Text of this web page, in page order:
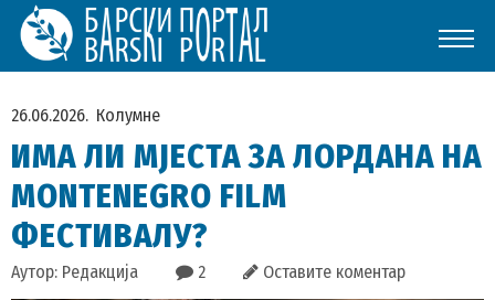
26.06.2026. Колумне
ИМА ЛИ МЈЕСТА ЗА ЛОРДАНА НА
MONTENEGRO FILM
ФЕСТИВАЛУ?
Аутор: Редакција 2 Оставите коментар